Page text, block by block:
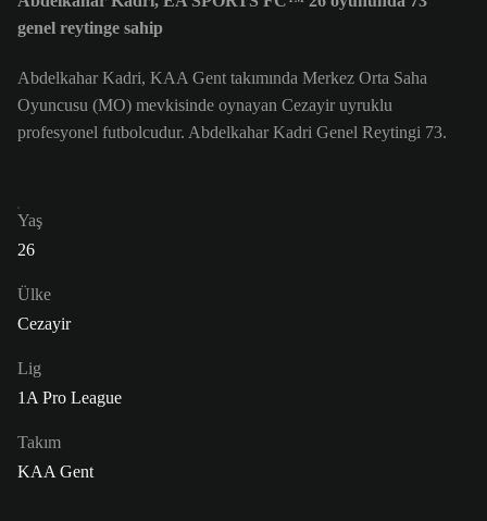
genel reytinge sahip
Abdelkahar Kadri, KAA Gent takımında Merkez Orta Saha
Oyuncusu (MO) mevkisinde oynayan Cezayir uyruklu
profesyonel futbolcudur. Abdelkahar Kadri Genel Reytingi 73.
Yaş
26
Ülke
Cezayir
Lig
1A Pro League
Takım
KAA Gent